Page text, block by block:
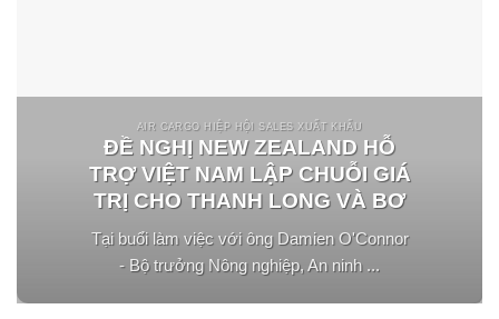
AIR CARGO HIỆP HỘI SALES XUẤT KHẨU
ĐỀ NGHỊ NEW ZEALAND HỖ
TRỢ VIỆT NAM LẬP CHUỖI GIÁ
TRỊ CHO THANH LONG VÀ BƠ
Tại buổi làm việc với ông Damien O'Connor
- Bộ trưởng Nông nghiệp, An ninh ...